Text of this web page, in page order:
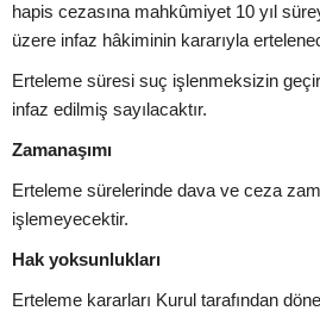
hapis cezasına mahkûmiyet 10 yıl
üzere infaz hâkiminin kararıyla
Erteleme süresi suç işlenmeksizin
infaz edilmiş sayılacaktır.
Zamanaşımı
Erteleme sürelerinde dava ve ceza
işlemeyecektir.
Hak yoksunlukları
Erteleme kararları Kurul tarafından